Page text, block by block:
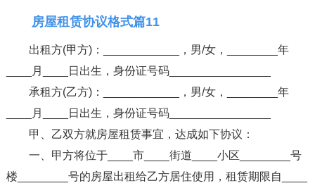
房屋租赁协议格式篇11
出租方(甲方)：____________，男/女，________年
____月____日出生，身份证号码________________
承租方(乙方)：____________，男/女，________年
____月____日出生，身份证号码________________
甲、乙双方就房屋租赁事宜，达成如下协议：
一、甲方将位于____市____街道____小区________号
楼________号的房屋出租给乙方居住使用，租赁期限自____